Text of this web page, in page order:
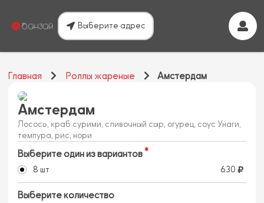
Выберите адрес
Главная Роллы жареные Амстердам
Амстердам
Лосось, краб сурими, сливочный сыр, огурец, соус Унаги,
темпура, рис, нори
Выберите один из вариантов
8 шт 630
Выберите количество